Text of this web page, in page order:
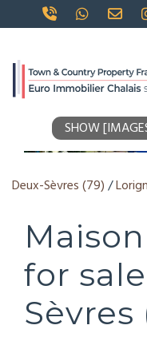
SHOW
Deux-Sèvres (79)/
for
Sèvres